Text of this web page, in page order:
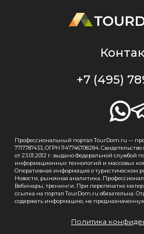
+7 (495)
Профессиональный портал TourDom.ru —
7717787433, ОГРН 1147746708284.
от 23.01.2012 г. выдано Федеральной службой
информационных технологий и массовых
Оперативная информация о туристическом
Новости, рыночная аналитика.
Вебинары, тренинги. При перепечатке
ссылка на портал TourDom.ru обязательна.
содержать информацию, не предназначенную
Политика